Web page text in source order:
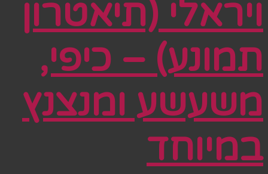
ויראלי (תיאטרון
תמונע) – כיפי,
משעשע ומנצנץ
במיוחד